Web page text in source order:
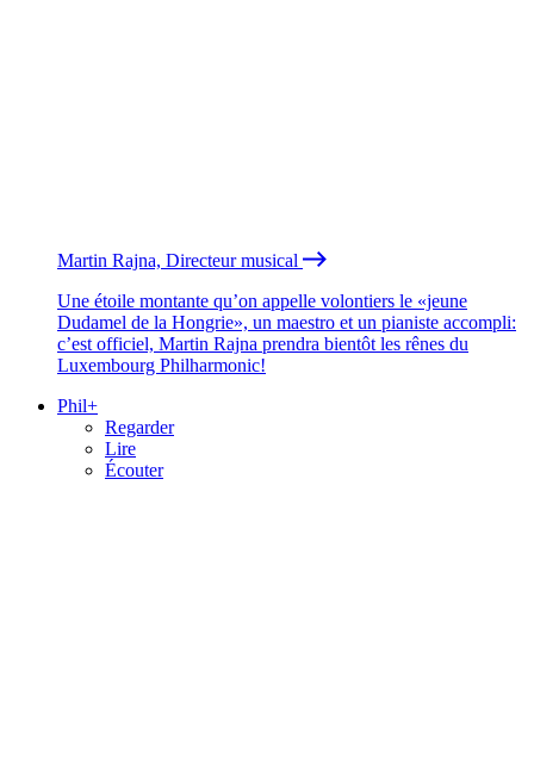
Martin Rajna, Directeur musical
Une étoile montante qu’on appelle volontiers le «jeune
Dudamel de la Hongrie», un maestro et un pianiste accompli:
c’est officiel, Martin Rajna prendra bientôt les rênes du
Luxembourg Philharmonic!
Phil+
Regarder
Lire
Écouter